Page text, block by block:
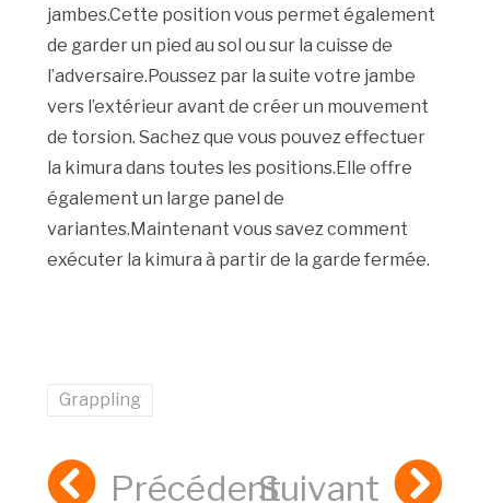
jambes.Cette position vous permet également
de garder un pied au sol ou sur la cuisse de
l’adversaire.Poussez par la suite votre jambe
vers l’extérieur avant de créer un mouvement
de torsion. Sachez que vous pouvez effectuer
la kimura dans toutes les positions.Elle offre
également un large panel de
variantes.Maintenant vous savez comment
exécuter la kimura à partir de la garde fermée.
Grappling
PrécédentSuivant